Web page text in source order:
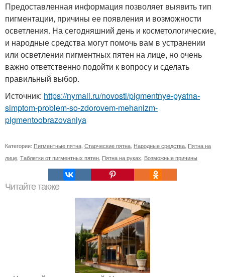
Предоставленная информация позволяет выявить тип
пигментации, причины ее появления и возможности
осветления. На сегодняшний день и косметологические,
и народные средства могут помочь вам в устранении
или осветлении пигментных пятен на лице, но очень
важно ответственно подойти к вопросу и сделать
правильный выбор.
Источник: https://nymall.ru/novosti/pigmentnye-pyatna-
simptom-problem-so-zdorovem-mehanizm-
pigmentoobrazovaniya
Категории: Пигментные пятна, Старческие пятна, Народные средства, Пятна на
лице, Таблетки от пигментных пятен, Пятна на руках, Возможные причины
Читайте также